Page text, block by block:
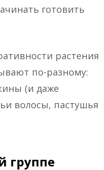
готовить
растения
по-разному:
(и даже
волосы, пастушья
группе